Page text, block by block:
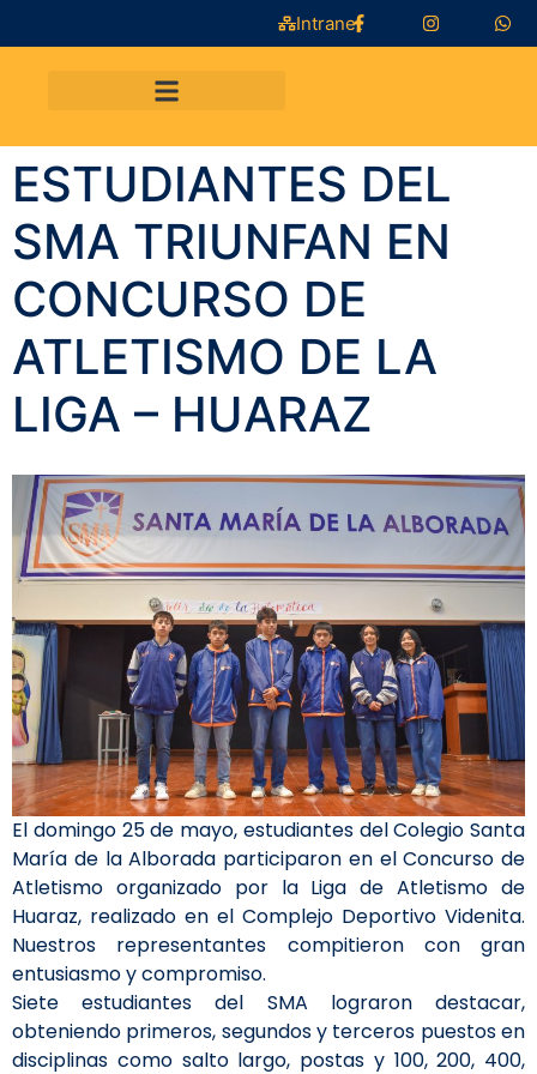
Intranet
ESTUDIANTES DEL
SMA TRIUNFAN EN
CONCURSO DE
ATLETISMO DE LA
LIGA – HUARAZ
El domingo 25 de mayo, estudiantes del Colegio Santa
María de la Alborada participaron en el Concurso de
Atletismo organizado por la Liga de Atletismo de
Huaraz, realizado en el Complejo Deportivo Videnita.
Nuestros representantes compitieron con gran
entusiasmo y compromiso.
Siete estudiantes del SMA lograron destacar,
obteniendo primeros, segundos y terceros puestos en
disciplinas como salto largo, postas y 100, 200, 400,